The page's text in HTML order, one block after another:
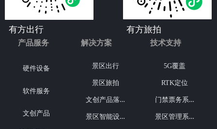
产品服务
硬件设备
软件服务
文创产品
景区出行
景区旅拍
文
创产品落地
景
区智能设备
解决方案
5G覆盖
RTK定位
门
禁票务系统
景
区管理系统
技术支持
有方出行 有方旅拍